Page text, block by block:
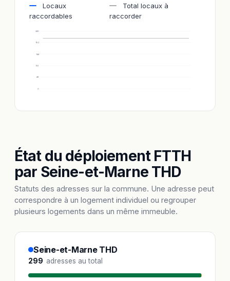
Locaux
raccordables
Total locaux à
raccorder
0
48
96
144
192
240
État du déploiement FTTH
par Seine-et-Marne THD
Statuts des adresses sur la commune. Une adresse peut
correspondre à un logement individuel ou regrouper
plusieurs logements dans un même immeuble.
Seine-et-Marne THD
299 adresses au total